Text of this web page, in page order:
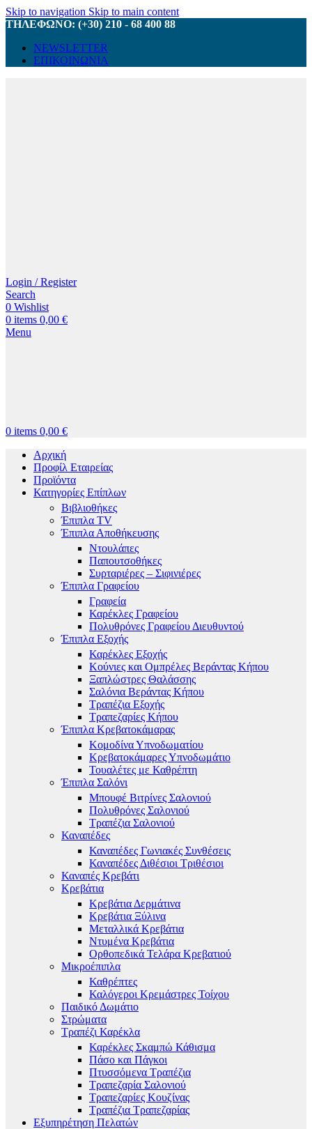
Skip to navigation Skip to main content
ΤΗΛΕΦΩΝΟ: (+30) 210 - 68 400 88
NEWSLETTER
ΕΠΙΚΟΙΝΩΝΙΑ
Login / Register
Search
0 Wishlist
0 items 0,00 €
Menu
0 items 0,00 €
Αρχική
Προφίλ Εταιρείας
Προϊόντα
Κατηγορίες Επίπλων
Βιβλιοθήκες
Έπιπλα TV
Έπιπλα Αποθήκευσης
Ντουλάπες
Παπουτσοθήκες
Συρταριέρες – Σιφινιέρες
Έπιπλα Γραφείου
Γραφεία
Καρέκλες Γραφείου
Πολυθρόνες Γραφείου Διευθυντού
Έπιπλα Εξοχής
Καρέκλες Εξοχής
Κούνιες και Ομπρέλες Βεράντας Κήπου
Ξαπλώστρες Θαλάσσης
Σαλόνια Βεράντας Κήπου
Τραπέζια Εξοχής
Τραπεζαρίες Κήπου
Έπιπλα Κρεβατοκάμαρας
Κομοδίνα Υπνοδωματίου
Κρεβατοκάμαρες Υπνοδωμάτιο
Τουαλέτες με Καθρέπτη
Έπιπλα Σαλόνι
Μπουφέ Βιτρίνες Σαλονιού
Πολυθρόνες Σαλονιού
Τραπέζια Σαλονιού
Καναπέδες
Καναπέδες Γωνιακές Συνθέσεις
Καναπέδες Διθέσιοι Τριθέσιοι
Καναπές Κρεβάτι
Κρεβάτια
Κρεβάτια Δερμάτινα
Κρεβάτια Ξύλινα
Μεταλλικά Κρεβάτια
Ντυμένα Κρεβάτια
Ορθοπεδικά Τελάρα Κρεβατιού
Μικροέπιπλα
Καθρέπτες
Καλόγεροι Κρεμάστρες Τοίχου
Παιδικό Δωμάτιο
Στρώματα
Τραπέζι Καρέκλα
Καρέκλες Σκαμπώ Κάθισμα
Πάσο και Πάγκοι
Πτυσσόμενα Τραπέζια
Τραπεζαρία Σαλονιού
Τραπεζαρίες Κουζίνας
Τραπέζια Τραπεζαρίας
Εξυπηρέτηση Πελατών